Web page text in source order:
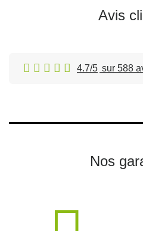
Avis
4.7/5 sur 588
Nos